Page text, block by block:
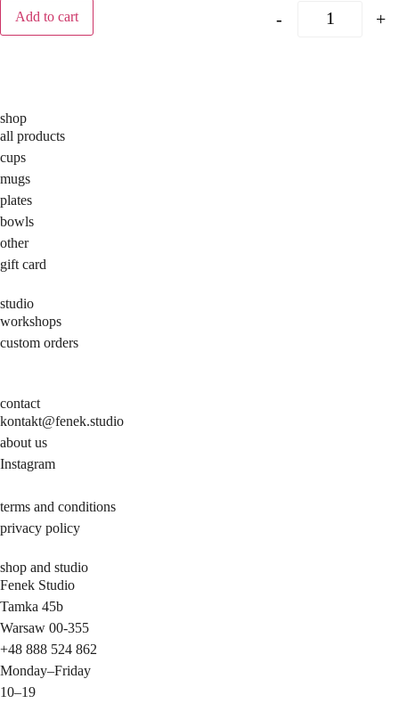
- +
Add to cart
shop
all products
cups
mugs
plates
bowls
other
gift card
studio
workshops
custom orders
contact
kontakt@fenek.studio
about us
Instagram
terms and conditions
privacy policy
shop and studio
Fenek Studio
Tamka 45b
Warsaw 00-355
+48 888 524 862
Monday–Friday
10–19